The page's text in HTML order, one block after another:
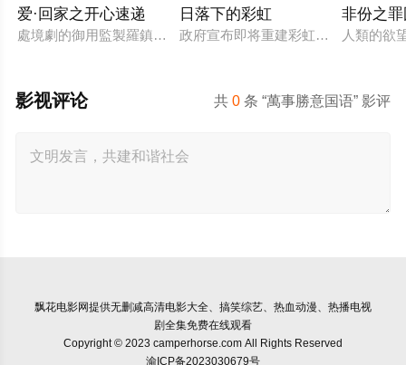
爱·回家之开心速递
處境劇的御用監製羅鎮岳已經準備開拍新一套處境劇，暫定叫
日落下的彩虹
政府宣布即将重建彩虹邨──这条超
非份之
人類的欲
共0 条 “萬事勝意国语” 影评
影视评论
飘花电影网提供无删减高清电影大全、搞笑综艺、热血动漫、热播电视
剧全集免费在线观看
Copyright © 2023 camperhorse.com All Rights Reserved
渝ICP备2023030679号